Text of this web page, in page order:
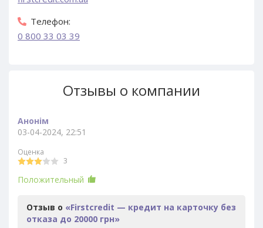
Телефон:
0 800 33 03 39
Отзывы о компании
Анонім
03-04-2024, 22:51
Оценка
3
Положительный
Отзыв о «Firstcredit — кредит на карточку без
отказа до 20000 грн»